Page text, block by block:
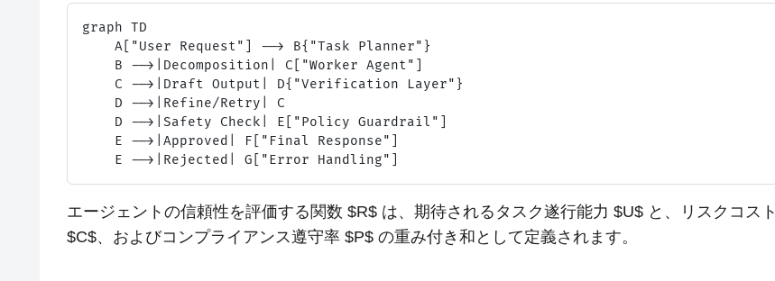
graph TD
    A["User Request"] --> B{"Task Planner"}
    B -->|Decomposition| C["Worker Agent"]
    C -->|Draft Output| D{"Verification Layer"}
    D -->|Refine/Retry| C
    D -->|Safety Check| E["Policy Guardrail"]
    E -->|Approved| F["Final Response"]
エージェントの信頼性を評価する関数 $R$ は、期待されるタスク遂行能力 $U$ と、リスクコスト
$C$、およびコンプライアンス遵守率 $P$ の重み付き和として定義されます。